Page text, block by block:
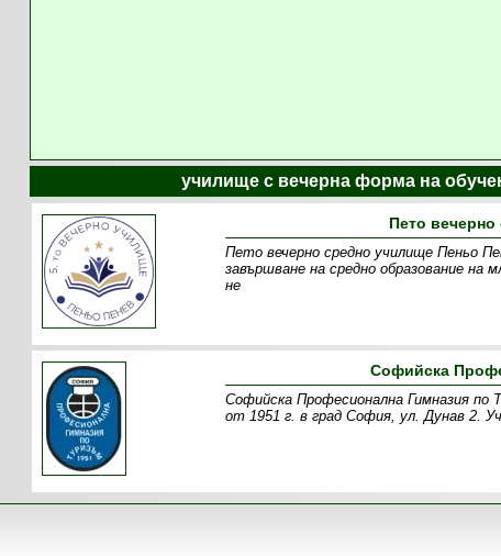
училище с вечерна форма на
Пето
Пето вечерно средно училище Пеньо
завършване на средно образование на
не
Софийска
Софийска Професионална Гимназия по
от 1951 г. в град София, ул. Дунав 2.